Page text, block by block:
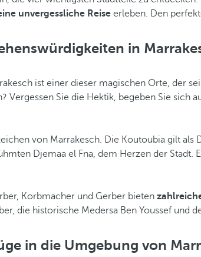
unvergessliche Reise erleben. Den
in
ist einer dieser magischen Orte, der
Vergessen Sie die Hektik, begeben Sie sich
von Marrakesch. Die Koutoubia gilt als
Djemaa el Fna, dem Herzen der Stadt.
Korbmacher und Gerber bieten
die historische Medersa Ben Youssef und
in die Umgebung von